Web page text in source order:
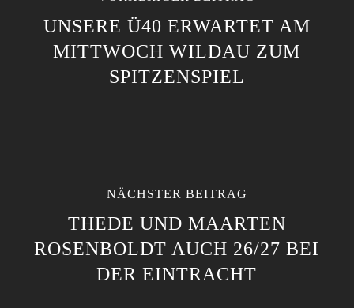
UNSERE Ü40 ERWARTET AM
MITTWOCH WILDAU ZUM
SPITZENSPIEL
NÄCHSTER BEITRAG
THEDE UND MAARTEN
ROSENBOLDT AUCH 26/27 BEI
DER EINTRACHT